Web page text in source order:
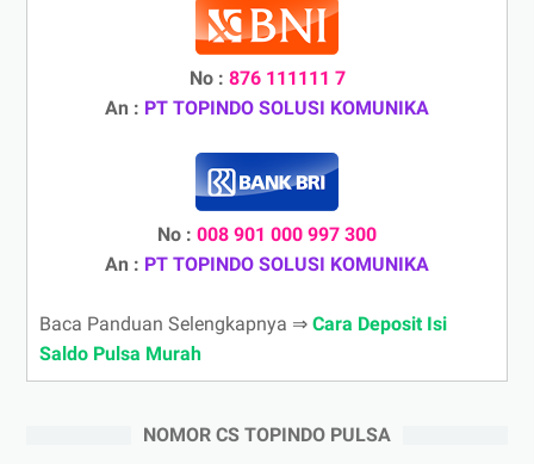
No : 876 111111 7
An : PT TOPINDO SOLUSI KOMUNIKA
No : 008 901 000 997 300
An : PT TOPINDO SOLUSI KOMUNIKA
Baca Panduan Selengkapnya ⇒ Cara Deposit Isi
Saldo Pulsa Murah
NOMOR CS TOPINDO PULSA